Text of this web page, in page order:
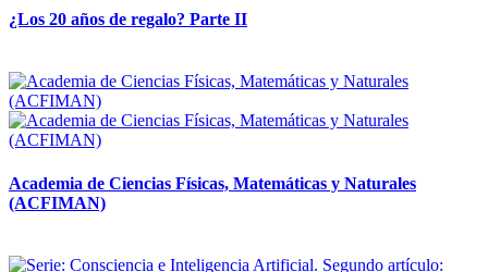
¿Los 20 años de regalo? Parte II
Academia de Ciencias Físicas, Matemáticas y Naturales
(ACFIMAN)